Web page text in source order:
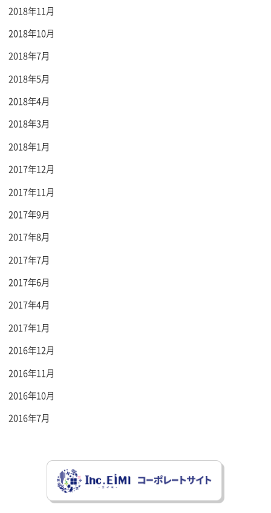
2018年11月
2018年10月
2018年7月
2018年5月
2018年4月
2018年3月
2018年1月
2017年12月
2017年11月
2017年9月
2017年8月
2017年7月
2017年6月
2017年4月
2017年1月
2016年12月
2016年11月
2016年10月
2016年7月